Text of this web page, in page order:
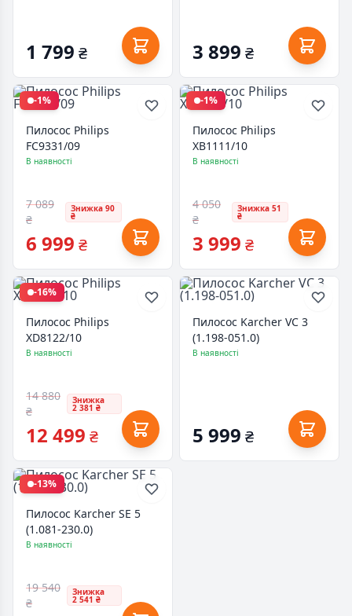
1 799 ₴ 3 899 ₴
-1%
Пилосос Philips
FC9331/09
В наявності
7 089
₴
Знижка 90
₴
6 999 ₴
-1%
Пилосос Philips
XB1111/10
В наявності
4 050
₴
Знижка 51
₴
3 999 ₴
-16%
Пилосос Philips
XD8122/10
В наявності
14 880
₴
Знижка
2 381 ₴
12 499 ₴
Пилосос Karcher VC 3
(1.198-051.0)
В наявності
5 999 ₴
-13%
Пилосос Karcher SE 5
(1.081-230.0)
В наявності
19 540
₴
Знижка
2 541 ₴